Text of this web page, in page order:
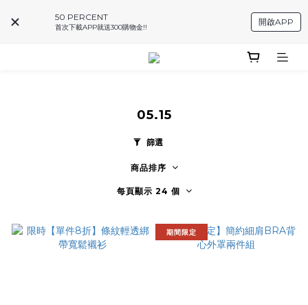
50 PERCENT
首次下載APP就送300購物金!!
開啟APP
05.15
篩選
商品排序
每頁顯示 24 個
期間限定